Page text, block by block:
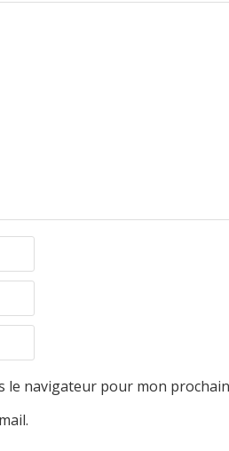
le navigateur pour mon prochain